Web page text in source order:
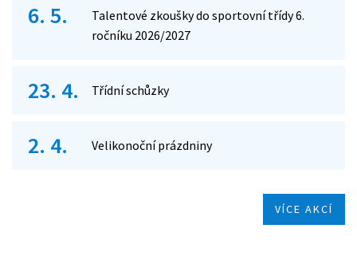
6. 5.
Talentové zkoušky do sportovní třídy 6.
ročníku 2026/2027
23. 4. Třídní schůzky
2. 4. Velikonoční prázdniny
VÍCE AKCÍ